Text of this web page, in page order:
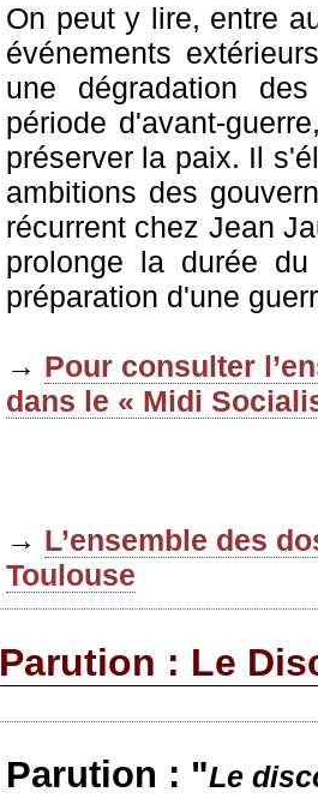
On peut y lire, entre
événements
une dégradation
période d'avant-
préserver la paix. Il
ambitions des
récurrent chez Jean
prolonge la durée
préparation d'une
→ Pour consulter
dans le « Midi
→ L’ensemble des
Toulouse
Parution : Le
Parution : "Le